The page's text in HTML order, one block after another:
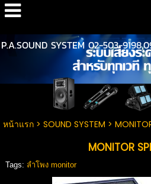
google-site-verification:
P.A.SOUND SYSTEM 02-503-
หน้าแรก > SOUND SYSTEM >
MONITOR
Tags: ลำโพง monitor